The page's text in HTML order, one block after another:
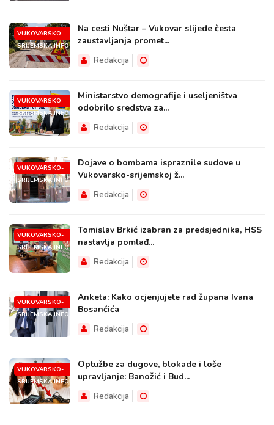
VUKOVARSKO-
SRIJEMSKA.INFO
Na cesti Nuštar – Vukovar slijede česta
zaustavljanja promet...
Redakcija
VUKOVARSKO-
SRIJEMSKA.INFO
Ministarstvo demografije i useljeništva
odobrilo sredstva za...
Redakcija
VUKOVARSKO-
SRIJEMSKA.INFO
Dojave o bombama ispraznile sudove u
Vukovarsko-srijemskoj ž...
Redakcija
VUKOVARSKO-
SRIJEMSKA.INFO
Tomislav Brkić izabran za predsjednika, HSS
nastavlja pomlađ...
Redakcija
VUKOVARSKO-
SRIJEMSKA.INFO
Anketa: Kako ocjenjujete rad župana Ivana
Bosančića
Redakcija
VUKOVARSKO-
SRIJEMSKA.INFO
Optužbe za dugove, blokade i loše
upravljanje: Banožić i Bud...
Redakcija